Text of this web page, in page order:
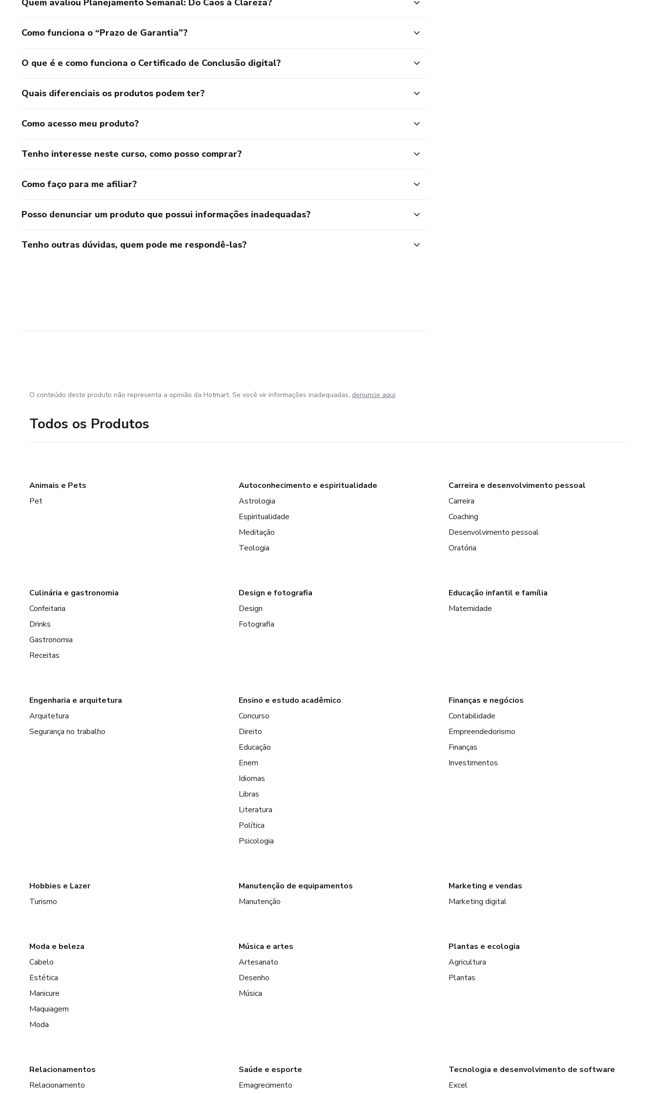
Como funciona o “Prazo de Garantia”?
O que é e como funciona o Certificado de Conclusão digital?
Quais diferenciais os produtos podem ter?
Como acesso meu produto?
Tenho interesse neste curso, como posso comprar?
Como faço para me afiliar?
Posso denunciar um produto que possui informações inadequadas?
Tenho outras dúvidas, quem pode me respondê-las?
O conteúdo deste produto não representa a opinião da Hotmart. Se você vir informações inadequadas, denuncie aqui
Todos os Produtos
Animais e Pets
Pet
Autoconhecimento e espiritualidade
Astrologia
Espiritualidade
Meditação
Teologia
Carreira e desenvolvimento pessoal
Carreira
Coaching
Desenvolvimento pessoal
Oratória
Culinária e gastronomia
Confeitaria
Drinks
Gastronomia
Receitas
Design e fotografia
Design
Fotografia
Educação infantil e família
Maternidade
Engenharia e arquitetura
Arquitetura
Segurança no trabalho
Ensino e estudo acadêmico
Concurso
Direito
Educação
Enem
Idiomas
Libras
Literatura
Política
Psicologia
Finanças e negócios
Contabilidade
Empreendedorismo
Finanças
Investimentos
Hobbies e Lazer
Turismo
Manutenção de equipamentos
Manutenção
Marketing e vendas
Marketing digital
Moda e beleza
Cabelo
Estética
Manicure
Maquiagem
Moda
Música e artes
Artesanato
Desenho
Música
Plantas e ecologia
Agricultura
Plantas
Relacionamentos
Relacionamento
Saúde e esporte
Emagrecimento
Tecnologia e desenvolvimento de software
Excel